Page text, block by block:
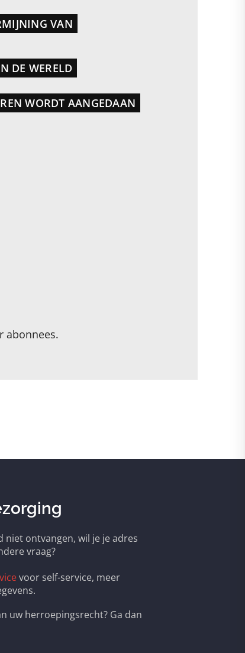
VAN
DE WERELD
WORDT AANGEDAAN
abonnees.
niet ontvangen, wil je je adres
vraag?
voor self-service, meer
uw herroepingsrecht? Ga dan